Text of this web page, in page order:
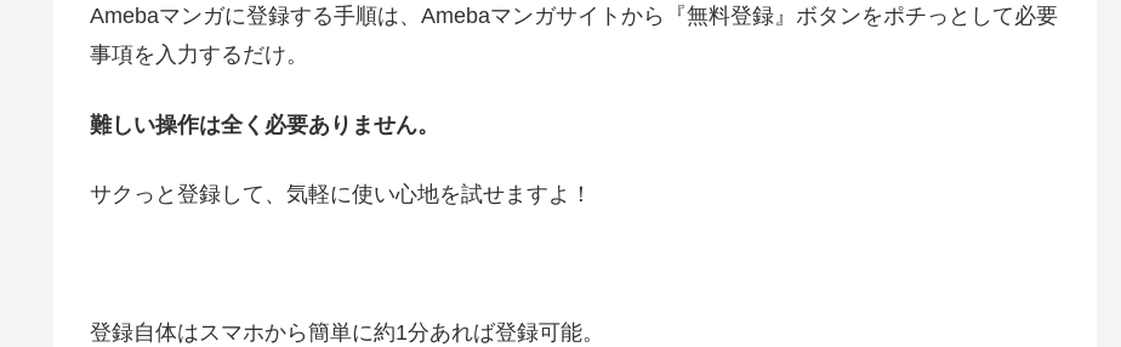
Amebaマンガに登録する手順は、Amebaマンガサイトから『無料登録』ボタンをポチっとして必要
事項を入力するだけ。
難しい操作は全く必要ありません。
サクっと登録して、気軽に使い心地を試せますよ！
登録自体はスマホから簡単に約1分あれば登録可能。